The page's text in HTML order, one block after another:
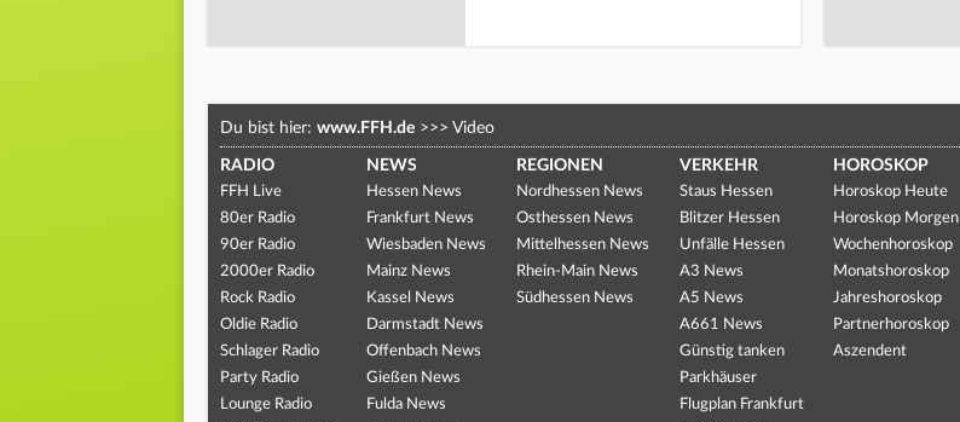
Du bist hier: www.FFH.de >>> Video
RADIO
FFH Live
80er Radio
90er Radio
2000er Radio
Rock Radio
Oldie Radio
Schlager Radio
Party Radio
Lounge Radio
NEWS
Hessen News
Frankfurt News
Wiesbaden News
Mainz News
Kassel News
Darmstadt News
Offenbach News
Gießen News
Fulda News
REGIONEN
Nordhessen News
Osthessen News
Mittelhessen News
Rhein-Main News
Südhessen News
VERKEHR
Staus Hessen
Blitzer Hessen
Unfälle Hessen
A3 News
A5 News
A661 News
Günstig tanken
Parkhäuser
Flugplan Frankfurt
HOROSKOP
Horoskop Heute
Horoskop Morgen
Wochenhoroskop
Monatshoroskop
Jahreshoroskop
Partnerhoroskop
Aszendent